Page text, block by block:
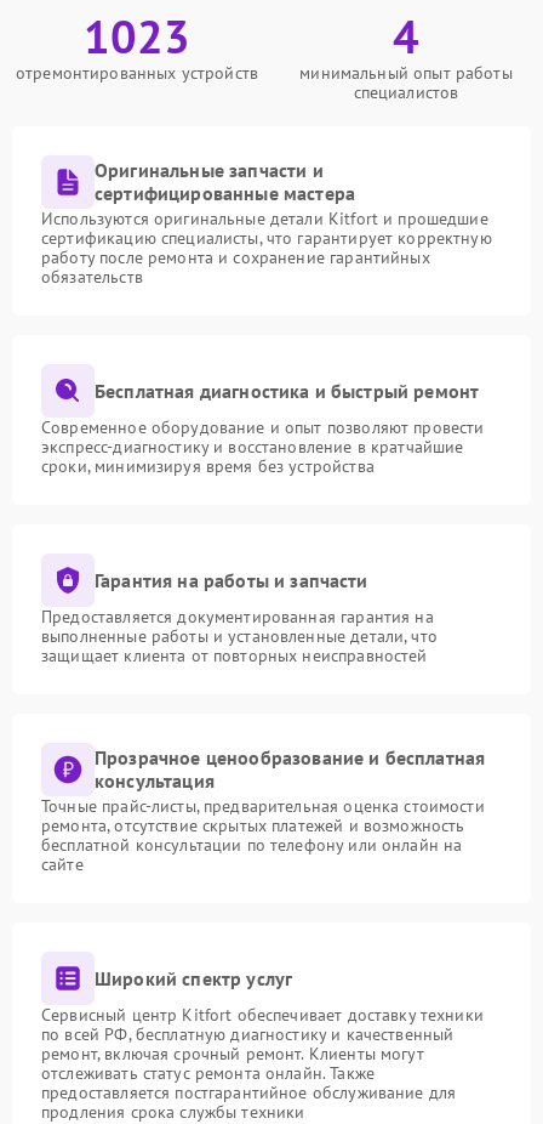
1023
отремонтированных устройств
4
минимальный опыт работы
специалистов
Оригинальные запчасти и
сертифицированные мастера
Используются оригинальные детали Kitfort и прошедшие
сертификацию специалисты, что гарантирует корректную
работу после ремонта и сохранение гарантийных
обязательств
Бесплатная диагностика и быстрый ремонт
Современное оборудование и опыт позволяют провести
экспресс-диагностику и восстановление в кратчайшие
сроки, минимизируя время без устройства
Гарантия на работы и запчасти
Предоставляется документированная гарантия на
выполненные работы и установленные детали, что
защищает клиента от повторных неисправностей
Прозрачное ценообразование и бесплатная
консультация
Точные прайс-листы, предварительная оценка стоимости
ремонта, отсутствие скрытых платежей и возможность
бесплатной консультации по телефону или онлайн на
сайте
Широкий спектр услуг
Сервисный центр Kitfort обеспечивает доставку техники
по всей РФ, бесплатную диагностику и качественный
ремонт, включая срочный ремонт. Клиенты могут
отслеживать статус ремонта онлайн. Также
предоставляется постгарантийное обслуживание для
продления срока службы техники